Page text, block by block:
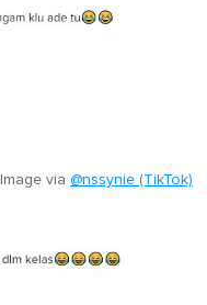
Image via @nssynie (TikTok)